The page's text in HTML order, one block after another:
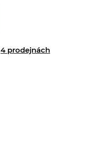
4 prodejnách